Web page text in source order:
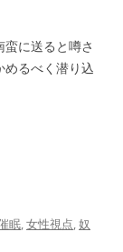
に送ると噂さ
めるべく潜り込
眠,女性視点,奴